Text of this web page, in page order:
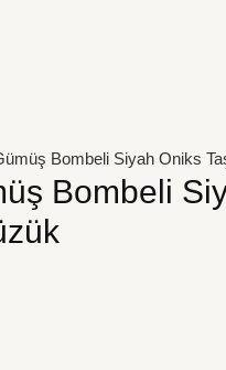
Bombeli Siyah Oniks
Bombeli